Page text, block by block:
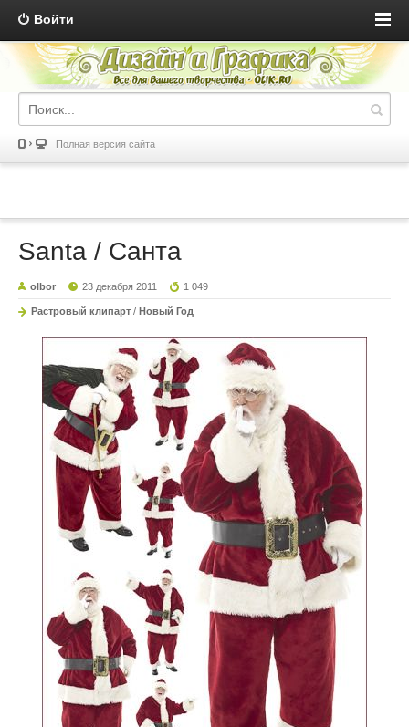
Войти
Полная версия сайта
Santa / Санта
olbor 23 декабря 2011 1 049
Растровый клипарт / Новый Год